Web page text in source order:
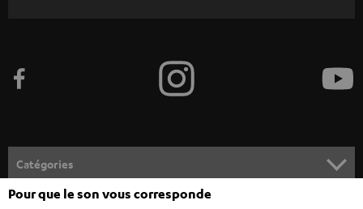
z
o
u
Catégories
HOME CINEMA
Pour que le son vous corresponde